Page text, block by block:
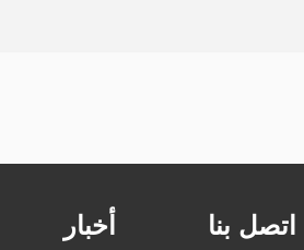
أخبار اتصل بنا